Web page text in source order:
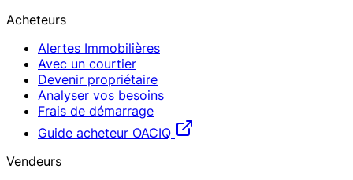
Acheteurs
Alertes Immobilières
Avec un courtier
Devenir propriétaire
Analyser vos besoins
Frais de démarrage
Guide acheteur OACIQ
Vendeurs